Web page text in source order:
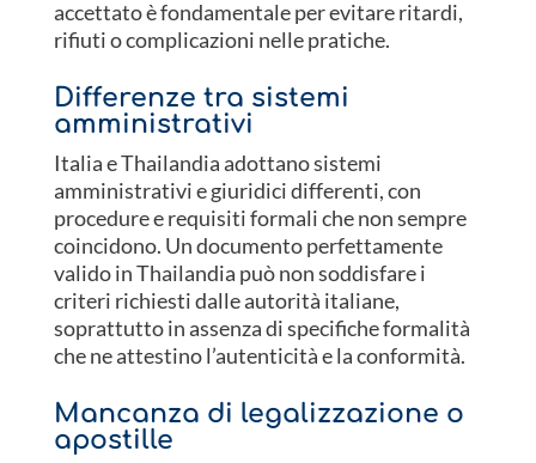
accettato è fondamentale per evitare ritardi,
rifiuti o complicazioni nelle pratiche.
Differenze tra sistemi
amministrativi
Italia e Thailandia adottano sistemi
amministrativi e giuridici differenti, con
procedure e requisiti formali che non sempre
coincidono. Un documento perfettamente
valido in Thailandia può non soddisfare i
criteri richiesti dalle autorità italiane,
soprattutto in assenza di specifiche formalità
che ne attestino l’autenticità e la conformità.
Mancanza di legalizzazione o
apostille